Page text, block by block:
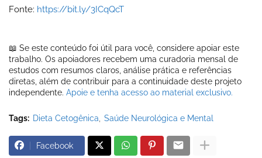
Fonte: https://bit.ly/3ICqQcT
📖 Se este conteúdo foi útil para você, considere apoiar este
trabalho. Os apoiadores recebem uma curadoria mensal de
estudos com resumos claros, análise prática e referências
diretas, além de contribuir para a continuidade deste projeto
independente. Apoie e tenha acesso ao material exclusivo.
Tags: Dieta Cetogênica Saúde Neurológica e Mental
Facebook